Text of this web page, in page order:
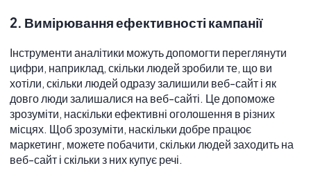
2. Вимірювання ефективності кампанії
Інструменти аналітики можуть допомогти переглянути
цифри, наприклад, скільки людей зробили те, що ви
хотіли, скільки людей одразу залишили веб-сайт і як
довго люди залишалися на веб-сайті. Це допоможе
зрозуміти, наскільки ефективні оголошення в різних
місцях. Щоб зрозуміти, наскільки добре працює
маркетинг, можете побачити, скільки людей заходить на
веб-сайт і скільки з них купує речі.